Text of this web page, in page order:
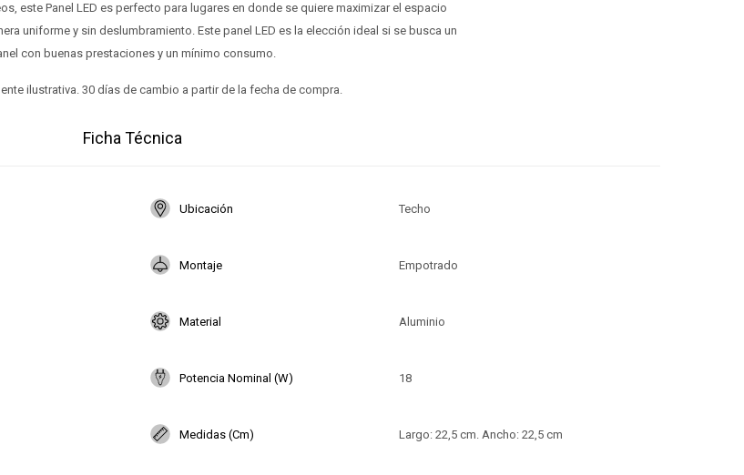
este Panel LED es perfecto para lugares en donde se quiere maximizar el espacio
uniforme y sin deslumbramiento. Este panel LED es la elección ideal si se busca un
con buenas prestaciones y un mínimo consumo.
ilustrativa. 30 días de cambio a partir de la fecha de compra.
Ficha Técnica
Ubicación Techo
Montaje Empotrado
Material Aluminio
Potencia Nominal (W) 18
Medidas (Cm) Largo: 22,5 cm. Ancho: 22,5 cm